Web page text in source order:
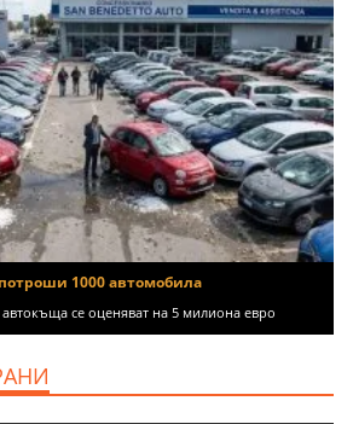
1000 автомобила
автокъща се оценяват на 5 милиона евро